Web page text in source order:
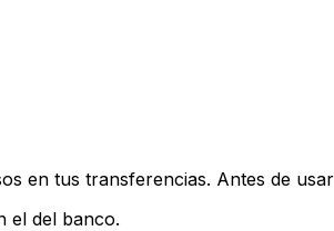
en tus transferencias. Antes de
el del banco.